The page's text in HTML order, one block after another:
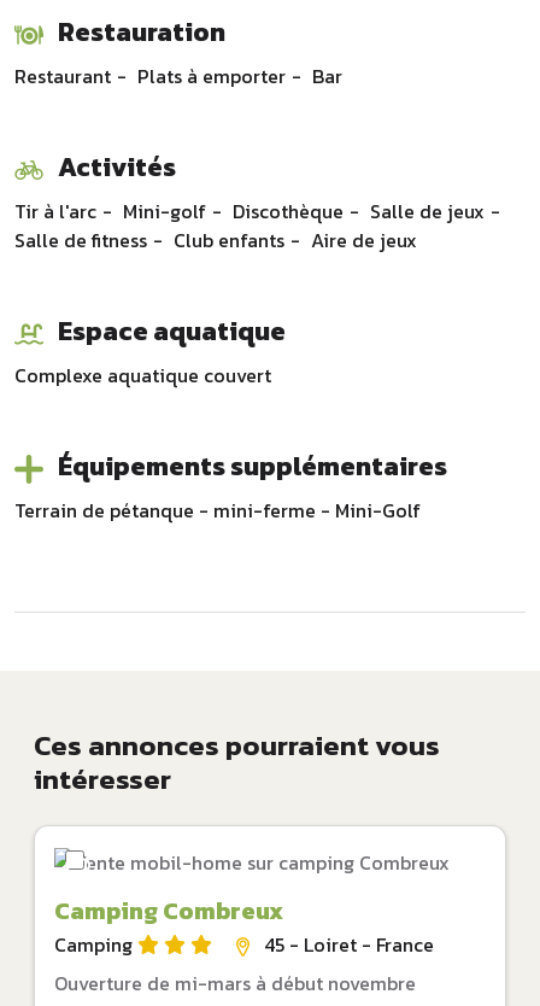
Restauration
Restaurant Plats à emporter Bar
Activités
Tir à l'arc Mini-golf Discothèque
Salle de jeux
Salle de fitness
Club enfants Aire de jeux
Espace aquatique
Complexe aquatique couvert
Équipements supplémentaires
Terrain de pétanque - mini-ferme - Mini-Golf
Ces annonces pourraient vous
intéresser
Camping Combreux
Camping
45 - Loiret - France
Ouverture de mi-mars à début novembre